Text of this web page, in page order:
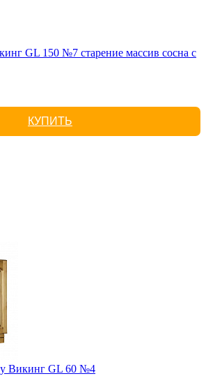
GL 150 №7 старение массив сосна с
КУПИТЬ
Викинг GL 60 №4